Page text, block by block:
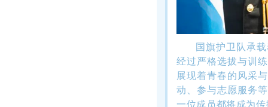
国旗护卫队承
经过严格选拔与训
展现着青春的风采
动、参与志愿服务
一位成员都将成为